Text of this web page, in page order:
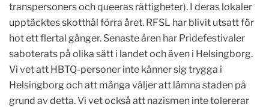
transpersoners och queeras rättigheter). I deras lokaler
upptäcktes skotthål förra året. RFSL har blivit utsatt för
hot ett flertal gånger. Senaste åren har Pridefestivaler
saboterats på olika sätt i landet och även i Helsingborg.
Vi vet att HBTQ-personer inte känner sig trygga i
Helsingborg och att många väljer att lämna staden på
grund av detta. Vi vet också att nazismen inte tolererar